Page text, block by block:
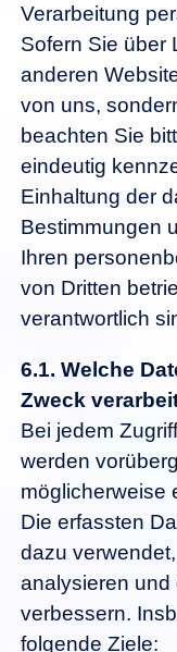
Verarbeitung
Sofern Sie über
anderen
von uns,
beachten Sie
eindeutig
Einhaltung der
Bestimmungen
Ihren
von Dritten
verantwortlich
6.1. Welche
Zweck
Bei jedem
werden
möglicherweise
Die erfassten
dazu
analysieren und
verbessern.
folgende Ziele: